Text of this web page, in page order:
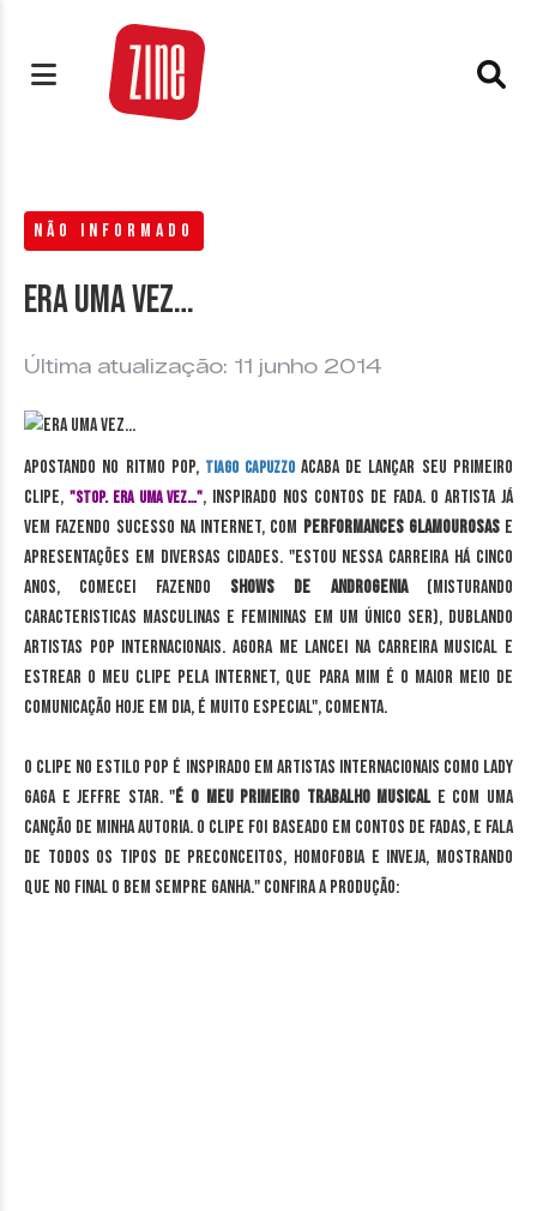
NÃO INFORMADO
Era uma Vez…
Última atualização: 11 junho 2014
Apostando no ritmo pop, Tiago Capuzzoacaba de lançar seu primeiro
clipe, "Stop. Era uma vez…", inspirado nos contos de fada. O artista já
vem fazendo sucesso na internet, com performances glamourosase
apresentações em diversas cidades. "Estou nessa carreira há cinco
anos, comecei fazendo shows de androgenia(misturando
caracteristicas masculinas e femininas em um único ser), dublando
artistas pop internacionais. Agora me lancei na carreira musical e
estrear o meu clipe pela internet, que para mim é o maior meio de
comunicação hoje em dia, é muito especial", comenta.
O clipe no estilo pop é inspirado em artistas internacionais como Lady
Gaga e Jeffre Star. "É o meu primeiro trabalho musicale com uma
canção de minha autoria. O clipe foi baseado em contos de fadas, e fala
de todos os tipos de preconceitos, homofobia e inveja, mostrando
que no final o bem sempre ganha." Confira a produção: